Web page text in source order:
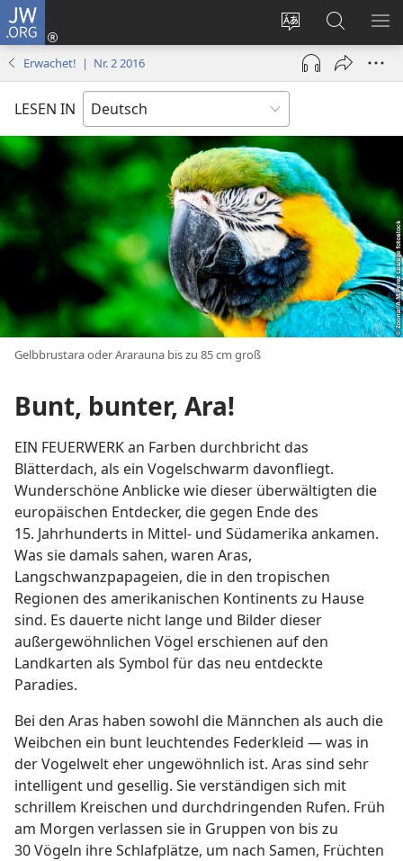
JW.ORG
Websitesprache
ändern
Anmelden
(öffnet
neues
Fenster)
Suche
Erwachet! | Nr. 2 2016
LESEN IN
Gelbbrustara oder Ararauna bis zu 85 cm groß
Bunt, bunter, Ara!
EIN FEUERWERK an Farben durchbricht das
Blätterdach, als ein Vogelschwarm davonfliegt.
Wunderschöne Anblicke wie dieser überwältigten die
europäischen Entdecker, die gegen Ende des
15. Jahrhunderts in Mittel- und Südamerika ankamen.
Was sie damals sahen, waren Aras,
Langschwanzpapageien, die in den tropischen
Regionen des amerikanischen Kontinents zu Hause
sind. Es dauerte nicht lange und Bilder dieser
außergewöhnlichen Vögel erschienen auf den
Landkarten als Symbol für das neu entdeckte
Paradies.
Bei den Aras haben sowohl die Männchen als auch die
Weibchen ein bunt leuchtendes Federkleid — was in
der Vogelwelt eher ungewöhnlich ist. Aras sind sehr
intelligent und gesellig. Sie verständigen sich mit
schrillem Kreischen und durchdringenden Rufen. Früh
am Morgen verlassen sie in Gruppen von bis zu
30 Vögeln ihre Schlafplätze, um nach Samen, Früchten